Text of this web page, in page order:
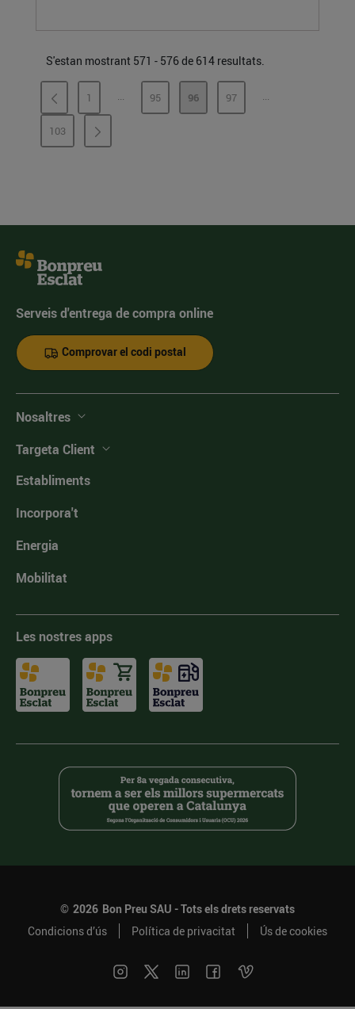
S'estan mostrant 571 - 576 de 614 resultats.
PÀGINA
1 ...PÀGINES INTERMÈDIES
PÀGINA
95 PÀGINA
96 PÀGINA
97 ...PÀGINES
PÀGINA
103
Serveis d'entrega de compra online
Comprovar el codi postal
Nosaltres
Targeta Client
Establiments
Incorpora't
Energia
Mobilitat
Les nostres apps
© 2026 Bon Preu SAU - Tots els drets reservats
Condicions d’ús
Política de privacitat Ús de cookies